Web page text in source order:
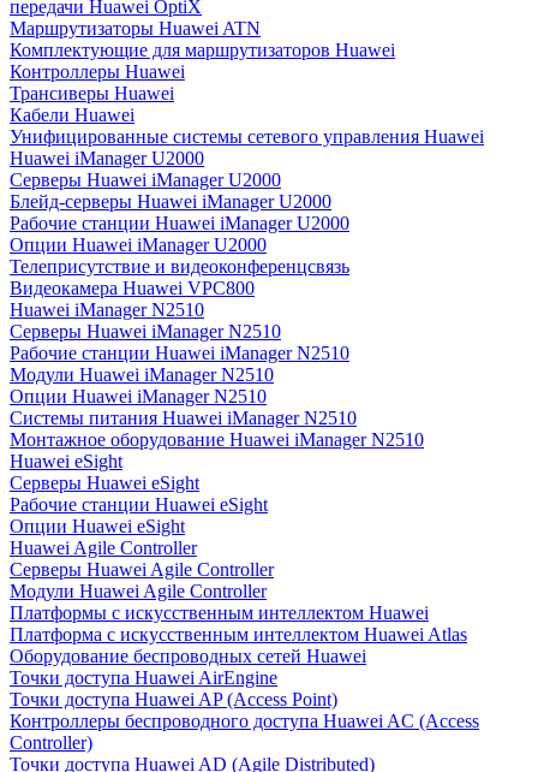
передачи Huawei OptiX
Маршрутизаторы Huawei ATN
Комплектующие для маршрутизаторов Huawei
Контроллеры Huawei
Трансиверы Huawei
Кабели Huawei
Унифицированные системы сетевого управления Huawei
Huawei iManager U2000
Серверы Huawei iManager U2000
Блейд-серверы Huawei iManager U2000
Рабочие станции Huawei iManager U2000
Опции Huawei iManager U2000
Телеприсутствие и видеоконференцсвязь
Видеокамера Huawei VPC800
Huawei iManager N2510
Серверы Huawei iManager N2510
Рабочие станции Huawei iManager N2510
Модули Huawei iManager N2510
Опции Huawei iManager N2510
Системы питания Huawei iManager N2510
Монтажное оборудование Huawei iManager N2510
Huawei eSight
Серверы Huawei eSight
Рабочие станции Huawei eSight
Опции Huawei eSight
Huawei Agile Controller
Серверы Huawei Agile Controller
Модули Huawei Agile Controller
Платформы с искусственным интеллектом Huawei
Платформа с искусственным интеллектом Huawei Atlas
Оборудование беспроводных сетей Huawei
Точки доступа Huawei AirEngine
Точки доступа Huawei AP (Access Point)
Контроллеры беспроводного доступа Huawei AC (Access
Controller)
Точки доступа Huawei AD (Agile Distributed)